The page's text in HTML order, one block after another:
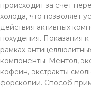
происходит за счет
холода, что позволяет
действия активных
похудения. Показания
рамках
компоненты: Ментол,
кофеин, экстракты
форсколии. Способ